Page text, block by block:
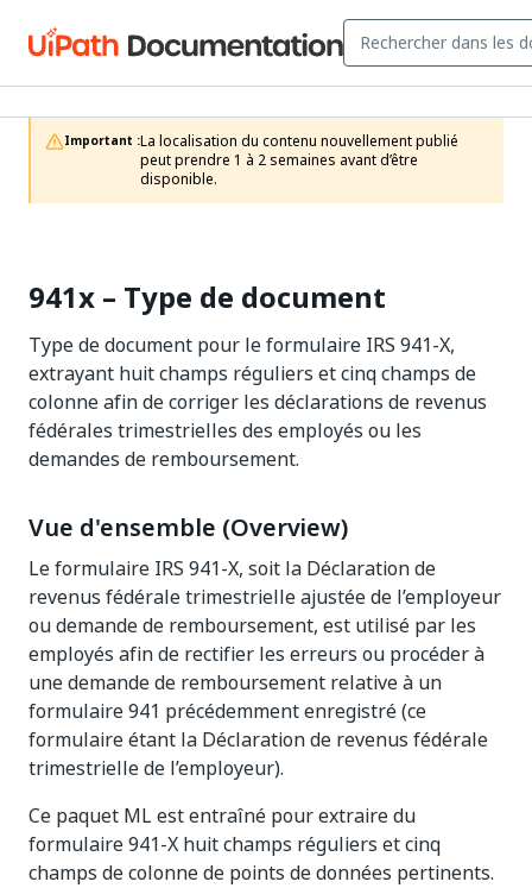
Important :La localisation du contenu nouvellement publié
peut prendre 1 à 2 semaines avant d’être
disponible.
941x – Type de document
Type de document pour le formulaire IRS 941-X,
extrayant huit champs réguliers et cinq champs de
colonne afin de corriger les déclarations de revenus
fédérales trimestrielles des employés ou les
demandes de remboursement.
Vue d'ensemble (Overview)
Le formulaire IRS 941-X, soit la Déclaration de
revenus fédérale trimestrielle ajustée de l’employeur
ou demande de remboursement, est utilisé par les
employés afin de rectifier les erreurs ou procéder à
une demande de remboursement relative à un
formulaire 941 précédemment enregistré (ce
formulaire étant la Déclaration de revenus fédérale
trimestrielle de l’employeur).
Ce paquet ML est entraîné pour extraire du
formulaire 941-X huit champs réguliers et cinq
champs de colonne de points de données pertinents.